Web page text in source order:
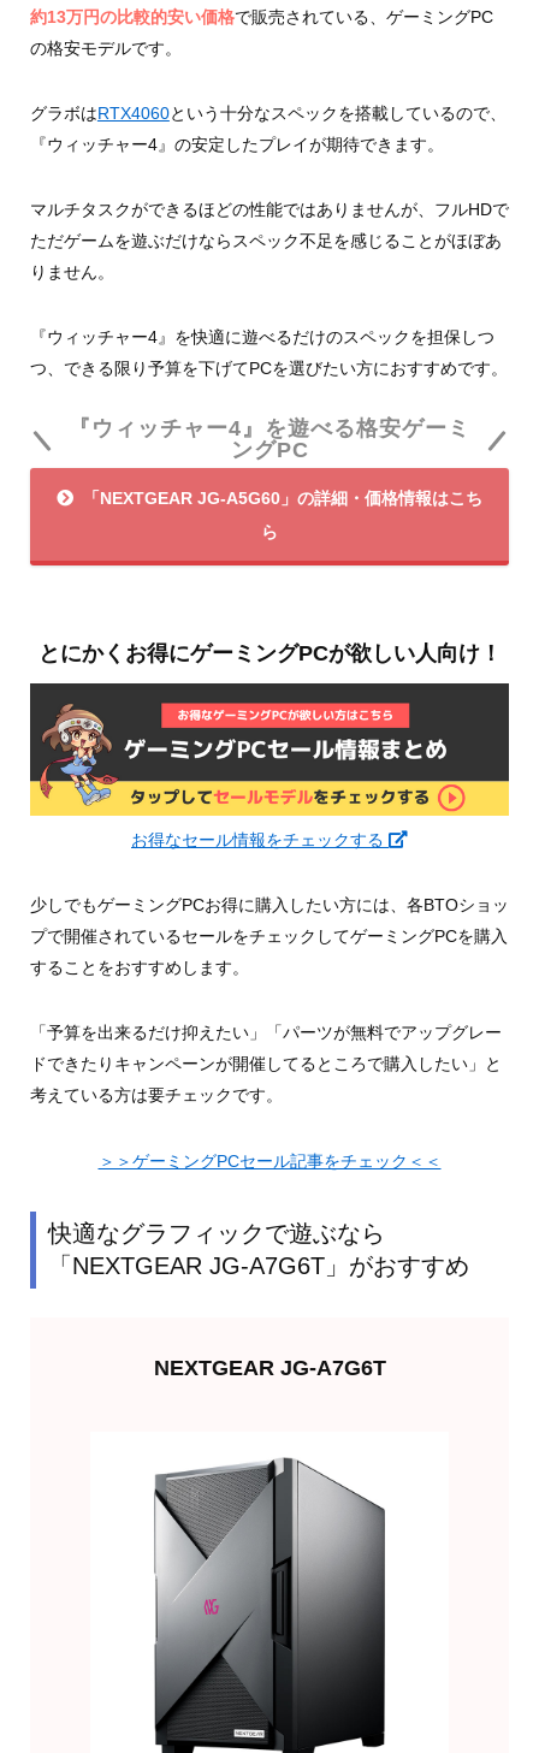
約13万円の比較的安い価格で販売されている、ゲーミングPC
の格安モデルです。
グラボはRTX4060という十分なスペックを搭載しているので、
『ウィッチャー4』の安定したプレイが期待できます。
マルチタスクができるほどの性能ではありませんが、フルHDで
ただゲームを遊ぶだけならスペック不足を感じることがほぼあ
りません。
『ウィッチャー4』を快適に遊べるだけのスペックを担保しつ
つ、できる限り予算を下げてPCを選びたい方におすすめです。
『ウィッチャー4』を遊べる格安ゲーミ
ングPC
「NEXTGEAR JG-A5G60」の詳細・価格情報はこち
ら
とにかくお得にゲーミングPCが欲しい人向け！
お得なセール情報をチェックする
少しでもゲーミングPCお得に購入したい方には、各BTOショッ
プで開催されているセールをチェックしてゲーミングPCを購入
することをおすすめします。
「予算を出来るだけ抑えたい」「パーツが無料でアップグレー
ドできたりキャンペーンが開催してるところで購入したい」と
考えている方は要チェックです。
＞＞ゲーミングPCセール記事をチェック＜＜
快適なグラフィックで遊ぶなら
「NEXTGEAR JG-A7G6T」がおすすめ
NEXTGEAR JG-A7G6T